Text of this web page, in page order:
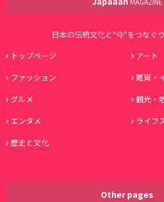
日本の伝統文化と"今"をつなぐ
トップページ
アート
ファッション
雑貨・
グルメ
観光・
エンタメ
ライフ
歴史と文化
Other pages